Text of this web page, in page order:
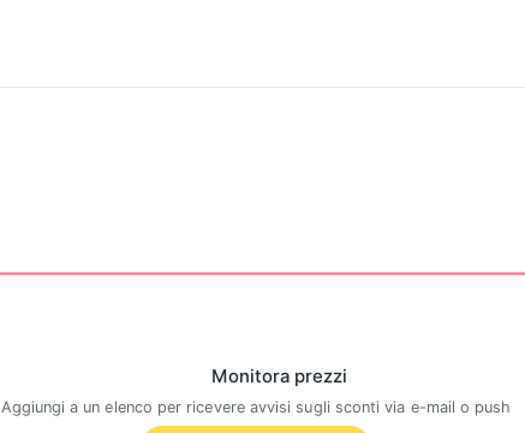
Monitora prezzi
Aggiungi a un elenco per ricevere avvisi sugli sconti via e-mail o push